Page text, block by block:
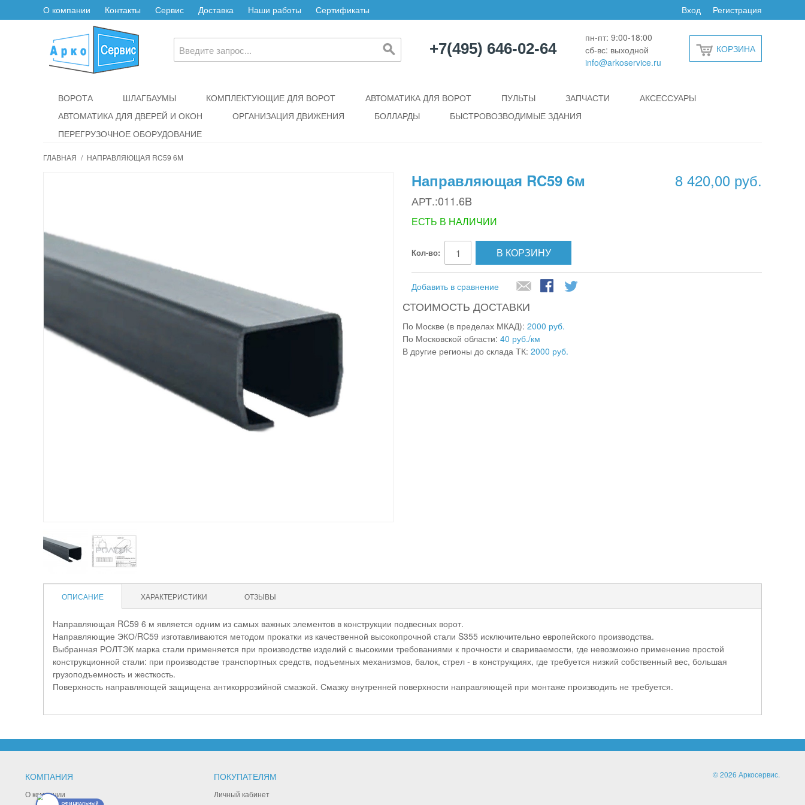
О компании Контакты Сервис Доставка Наши работы Сертификаты Регистрация
Вход
+7(495) 646-02-64
пн-пт: 9:00-18:00
сб-вс: выходной
info@arkoservice.ru
КОРЗИНА
ВОРОТА ШЛАГБАУМЫ КОМПЛЕКТУЮЩИЕ ДЛЯ ВОРОТ АВТОМАТИКА ДЛЯ ВОРОТ ПУЛЬТЫ ЗАПЧАСТИ
АКСЕССУАРЫ
АВТОМАТИКА ДЛЯ ДВЕРЕЙ И ОКОН
ОРГАНИЗАЦИЯ ДВИЖЕНИЯ БОЛЛАРДЫ
БЫСТРОВОЗВОДИМЫЕ ЗДАНИЯ
ПЕРЕГРУЗОЧНОЕ ОБОРУДОВАНИЕ
ГЛАВНАЯ / НАПРАВЛЯЮЩАЯ RC59 6М
Направляющая RC59 6м
АРТ.:011.6B
8 420,00 руб.
ЕСТЬ В НАЛИЧИИ
Кол-во: В КОРЗИНУ
Добавить в сравнение
СТОИМОСТЬ ДОСТАВКИ
По Москве (в пределах МКАД): 2000 руб.
По Московской области: 40 руб./км
В другие регионы до склада ТК: 2000 руб.
ОПИСАНИЕ ХАРАКТЕРИСТИКИ ОТЗЫВЫ
Направляющая RC59 6 м является одним из самых важных элементов в конструкции подвесных ворот.
Направляющие ЭКО/RC59 изготавливаются методом прокатки из качественной высокопрочной стали S355 исключительно европейского производства.
Выбранная РОЛТЭК марка стали применяется при производстве изделий с высокими требованиями к прочности и свариваемости, где невозможно применение простой
конструкционной стали: при производстве транспортных средств, подъемных механизмов, балок, стрел - в конструкциях, где требуется низкий собственный вес, большая
грузоподъемность и жесткость.
Поверхность направляющей защищена антикоррозийной смазкой. Смазку внутренней поверхности направляющей при монтаже производить не требуется.
КОМПАНИЯ
О компании
ПОКУПАТЕЛЯМ
Личный кабинет
© 2026 Аркосервис.
ОФИЦИАЛЬНЫЙ